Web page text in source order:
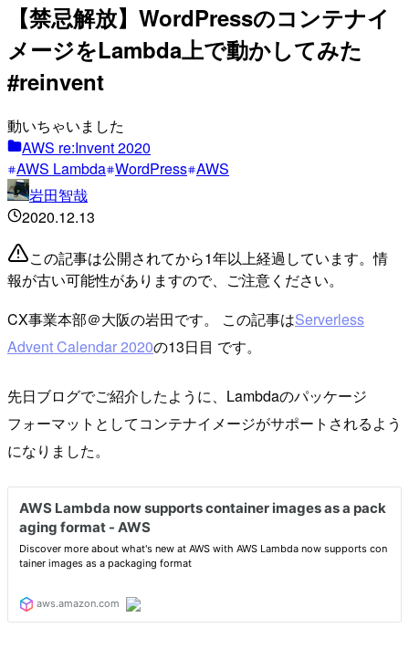
【禁忌解放】WordPressのコンテナイ
メージをLambda上で動かしてみた
#reinvent
動いちゃいました
AWS re:Invent 2020
AWS Lambda WordPress AWS
岩田智哉
2020.12.13
この記事は公開されてから1年以上経過しています。情
報が古い可能性がありますので、ご注意ください。
CX事業本部＠大阪の岩田です。 この記事はServerless
Advent Calendar 2020の13日目 です。
先日ブログでご紹介したように、Lambdaのパッケージ
フォーマットとしてコンテナイメージがサポートされるよう
になりました。